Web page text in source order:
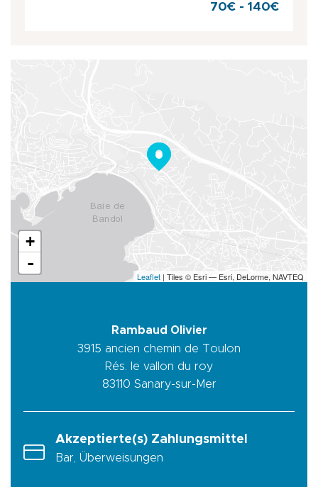
70€ - 140€
+
-
Leaflet | Tiles © Esri — Esri, DeLorme, NAVTEQ
Rambaud Olivier
3915 ancien chemin de Toulon
Rés. le vallon du roy
83110 Sanary-sur-Mer
Akzeptierte(s) Zahlungsmittel
Bar, Überweisungen